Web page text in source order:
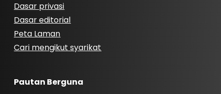
Dasar privasi
Dasar editorial
Peta Laman
Cari mengikut syarikat
Pautan Berguna